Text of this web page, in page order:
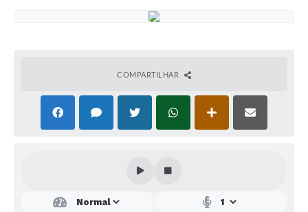
PROCON
SOLICITAÇÕES PRESENCIAIS (SIC-FÍSICO)
COMPARTILHAR